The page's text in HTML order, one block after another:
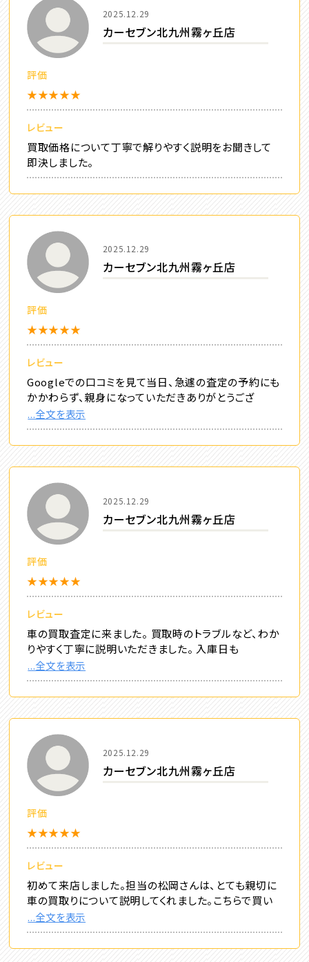
2025.12.29
カーセブン北九州霧ヶ丘店
評価
★★★★★
レビュー
買取価格について丁寧で解りやすく説明をお聞きして
即決しました。
2025.12.29
カーセブン北九州霧ヶ丘店
評価
★★★★★
レビュー
Googleでの口コミを見て当日、急遽の査定の予約にも
かかわらず、親身になっていただきありがとうござ
...全文を表示
2025.12.29
カーセブン北九州霧ヶ丘店
評価
★★★★★
レビュー
車の買取査定に来ました。 買取時のトラブルなど、わか
りやすく丁寧に説明いただきました。 入庫日も
...全文を表示
2025.12.29
カーセブン北九州霧ヶ丘店
評価
★★★★★
レビュー
初めて来店しました。担当の松岡さんは、とても親切に
車の買取りについて説明してくれました。こちらで買い
...全文を表示